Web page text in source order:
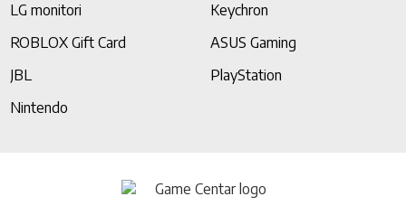
LG monitori
Keychron
ROBLOX Gift Card
ASUS Gaming
JBL
PlayStation
Nintendo